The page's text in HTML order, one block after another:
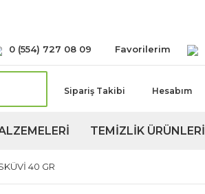
0 (554) 727 08 09 Favorilerim
Sipariş Takibi Hesabım
TEMİZLİK ÜRÜNLERİ
40 GR